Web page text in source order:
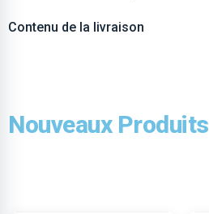
Contenu de la livraison
Nouveaux Produits